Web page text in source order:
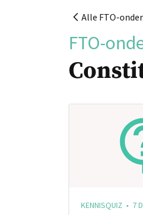
Alle FTO-
FTO-
KENNISQUIZ • 7